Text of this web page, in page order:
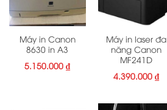
Máy in Canon
8630 in A3
5.150.000₫
Máy in laser đa
năng Canon
MF241D
4.390.000₫